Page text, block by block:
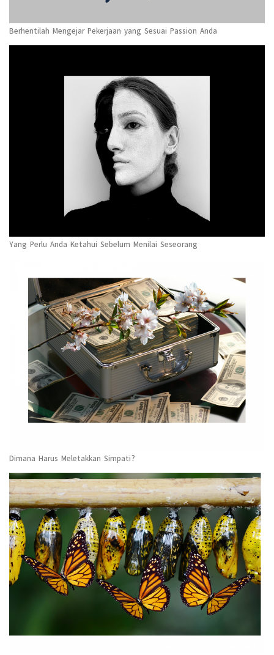
Berhentilah Mengejar Pekerjaan yang Sesuai Passion Anda
Yang Perlu Anda Ketahui Sebelum Menilai Seseorang
Dimana Harus Meletakkan Simpati?